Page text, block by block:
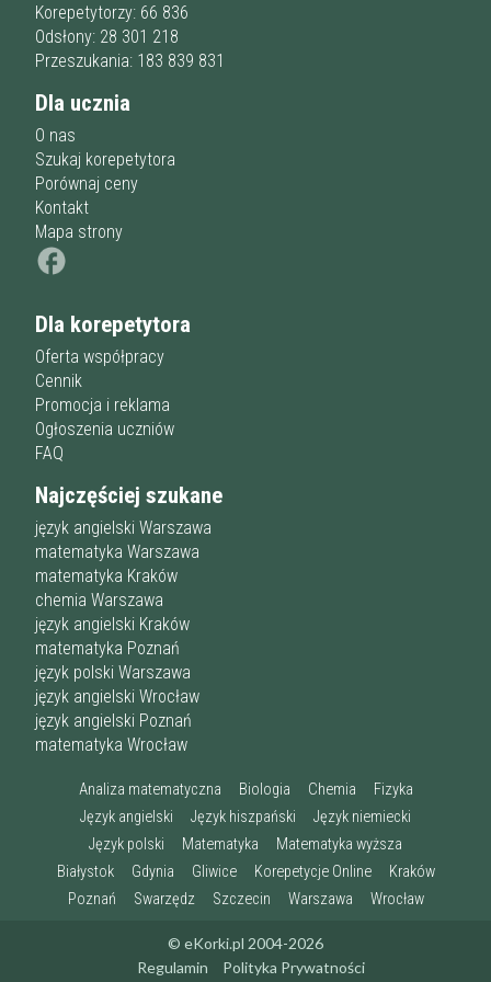
Przygotowania do studiów
Studia
online
korepetytora
korepetytora
Staż korepetytora
Wiek korepetytora
Płeć korepetytora
Korepetytorzy: 66 836
Odsłony: 28 301 218
Przeszukania: 183 839 831
Dla ucznia
O nas
Szukaj korepetytora
Porównaj ceny
Kontakt
Mapa strony
Dla korepetytora
Oferta współpracy
Cennik
Promocja i reklama
Ogłoszenia uczniów
FAQ
Najczęściej szukane
język angielski Warszawa
matematyka Warszawa
matematyka Kraków
chemia Warszawa
język angielski Kraków
matematyka Poznań
język polski Warszawa
język angielski Wrocław
język angielski Poznań
matematyka Wrocław
Analiza matematyczna Biologia Chemia
Fizyka
Język angielski
Język hiszpański
Język niemiecki
Język polski
Matematyka
Matematyka wyższa
Białystok
Gdynia Gliwice Korepetycje Online
Kraków
Poznań
Swarzędz Szczecin Warszawa Wrocław
© eKorki.pl 2004-2026
Regulamin
Polityka Prywatności